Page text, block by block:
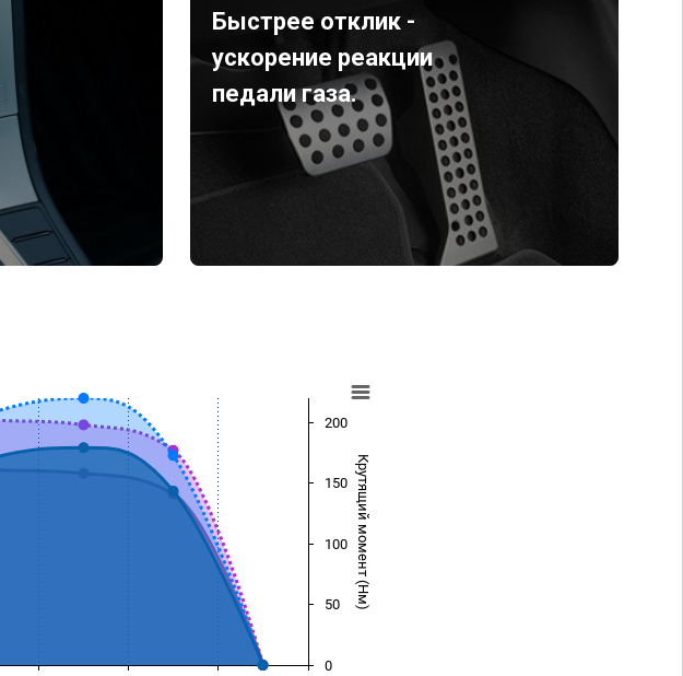
Быстрее отклик -
ускорение реакции
педали газа.
Крутящий момент (Нм)
0
50
100
150
200